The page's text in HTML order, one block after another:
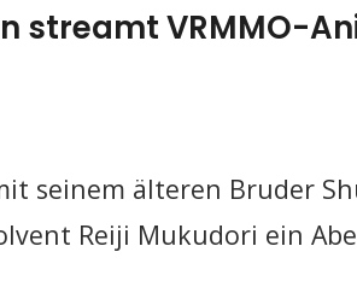
streamt VRMMO-
seinem älteren Bruder
Reiji Mukudori ein